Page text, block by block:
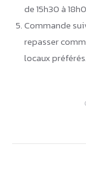
de 15h30 à
Commande
repasser
locaux préférés.